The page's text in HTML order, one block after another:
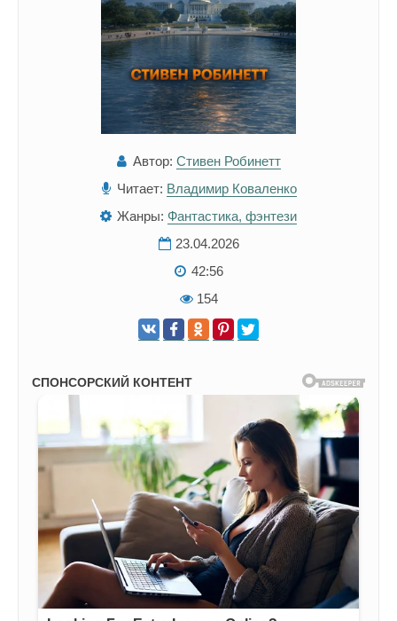
Автор: Стивен Робинетт
Читает: Владимир Коваленко
Жанры: Фантастика, фэнтези
23.04.2026
42:56
154